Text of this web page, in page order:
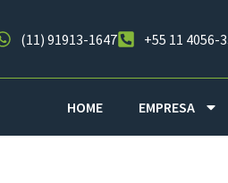
(11) 91913-1647 +55 11 4056-
HOME EMPRESA